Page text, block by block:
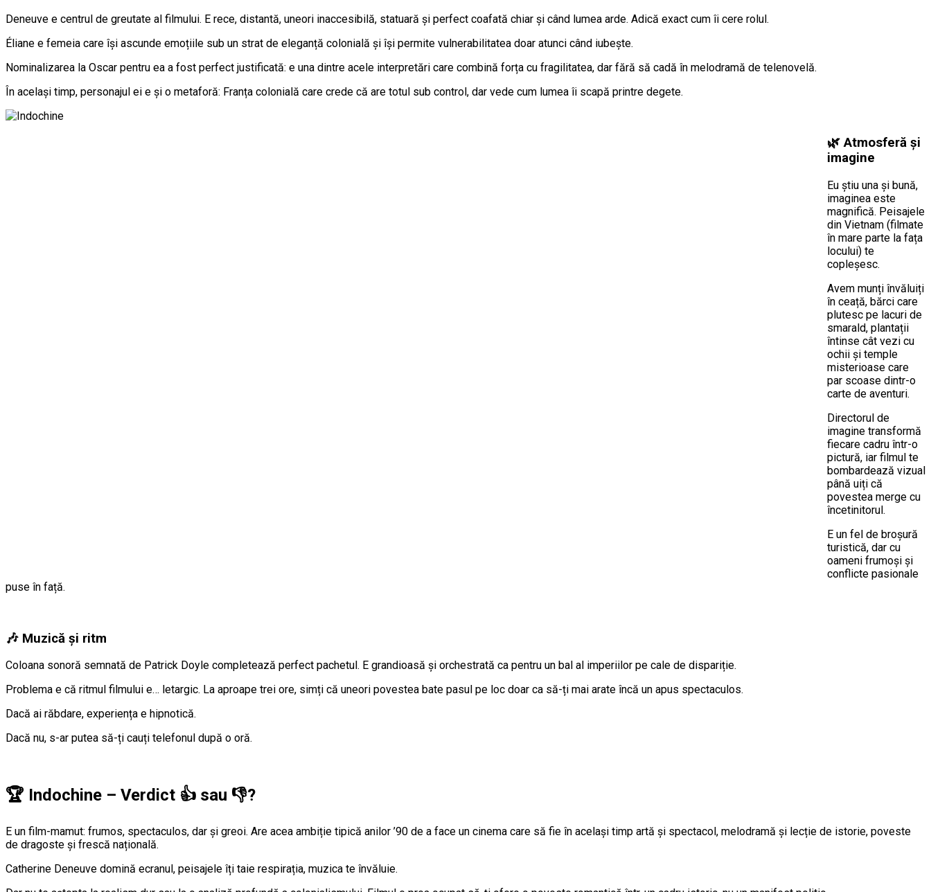
Deneuve e centrul de greutate al filmului. E rece, distantă, uneori inaccesibilă, statuară și perfect coafată chiar și când lumea arde. Adică exact cum îi cere rolul.
Éliane e femeia care își ascunde emoțiile sub un strat de eleganță colonială și își permite vulnerabilitatea doar atunci când iubește.
Nominalizarea la Oscar pentru ea a fost perfect justificată: e una dintre acele interpretări care combină forța cu fragilitatea, dar fără să cadă în melodramă de telenovelă.
În același timp, personajul ei e și o metaforă: Franța colonială care crede că are totul sub control, dar vede cum lumea îi scapă printre degete.
🌿 Atmosferă și
imagine
Eu știu una și bună,
imaginea este
magnifică. Peisajele
din Vietnam (filmate
în mare parte la fața
locului) te
copleșesc.
Avem munți învăluiți
în ceață, bărci care
plutesc pe lacuri de
smarald, plantații
întinse cât vezi cu
ochii și temple
misterioase care
par scoase dintr-o
carte de aventuri.
Directorul de
imagine transformă
fiecare cadru într-o
pictură, iar filmul te
bombardează vizual
până uiți că
povestea merge cu
încetinitorul.
E un fel de broșură
turistică, dar cu
oameni frumoși și
conflicte pasionale
puse în față.
🎶 Muzică și ritm
Coloana sonoră semnată de Patrick Doyle completează perfect pachetul. E grandioasă și orchestrată ca pentru un bal al imperiilor pe cale de dispariție.
Problema e că ritmul filmului e… letargic. La aproape trei ore, simți că uneori povestea bate pasul pe loc doar ca să-ți mai arate încă un apus spectaculos.
Dacă ai răbdare, experiența e hipnotică.
Dacă nu, s-ar putea să-ți cauți telefonul după o oră.
🏆 Indochine – Verdict 👍 sau 👎?
E un film-mamut: frumos, spectaculos, dar și greoi. Are acea ambiție tipică anilor ’90 de a face un cinema care să fie în același timp artă și spectacol, melodramă și lecție de istorie, poveste
de dragoste și frescă națională.
Catherine Deneuve domină ecranul, peisajele îți taie respirația, muzica te învăluie.